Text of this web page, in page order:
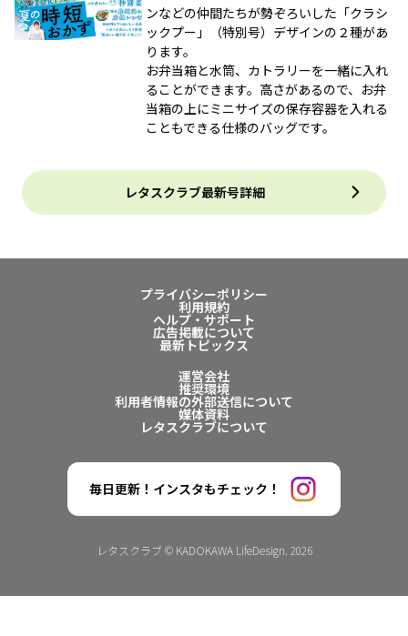
ンなどの仲間たちが勢ぞろいした「クラシ
ックプー」（特別号）デザインの２種があ
ります。
お弁当箱と水筒、カトラリーを一緒に入れ
ることができます。高さがあるので、お弁
当箱の上にミニサイズの保存容器を入れる
こともできる仕様のバッグです。
レタスクラブ最新号詳細
プライバシーポリシー
利用規約
ヘルプ・サポート
広告掲載について
最新トピックス
運営会社
推奨環境
利用者情報の外部送信について
媒体資料
レタスクラブについて
毎日更新！インスタもチェック！
レタスクラブ © KADOKAWA LifeDesign. 2026